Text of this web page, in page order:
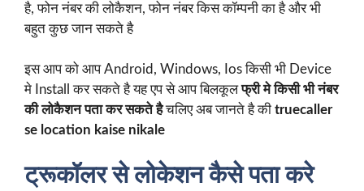
है, फोन नंबर की लोकैशन, फोन नंबर किस कॉम्पनी का है और भी
बहुत कुछ जान सकते है
इस आप को आप Android, Windows, Ios किसी भी Device
मे Install कर सकते है यह एप से आप बिलकूलफ्री मे किसी भी नंबर
की लोकैशन पता कर सकते हैचलिए अब जानते है की truecaller
se location kaise nikale
ट्रूकॉलर से लोकेशन कैसे पता करे